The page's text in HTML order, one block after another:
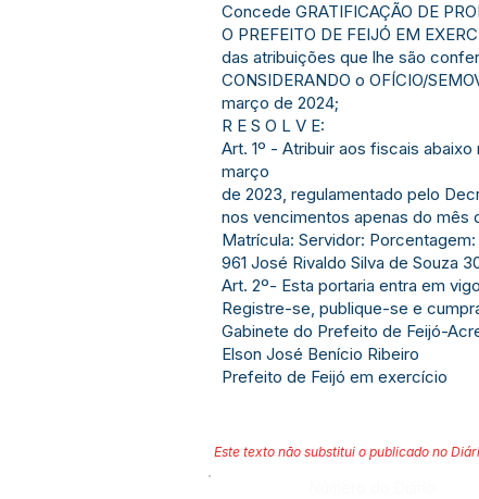
Concede GRATIFICAÇÃO DE
O PREFEITO DE FEIJÓ EM
das atribuições que lhe são
CONSIDERANDO o OFÍCIO/
março de 2024;
R E S O L V E:
Art. 1º - Atribuir aos fiscais
março
de 2023, regulamentado pelo
nos vencimentos apenas do mês
Matrícula: Servidor:
961 José Rivaldo Silva de Souza
Art. 2º- Esta portaria entra em
Registre-se, publique-se e
Gabinete do Prefeito de Feijó-
Elson José Benício Ribeiro
Prefeito de Feijó em exercício
Este texto não substitui o publicado no